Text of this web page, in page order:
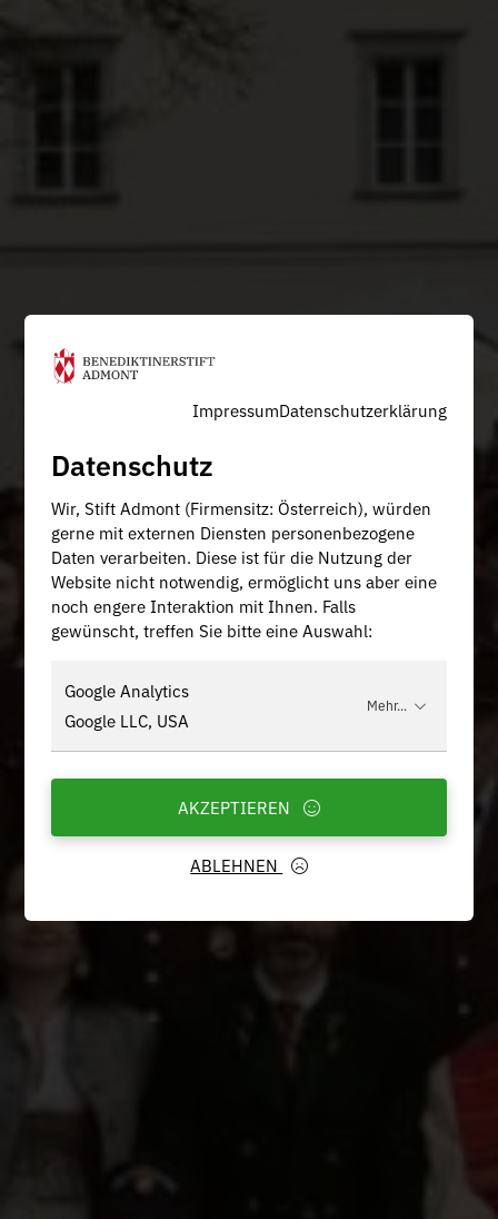
ImpressumDatenschutzerklärung
Datenschutz
Wir, Stift Admont (Firmensitz: Österreich), würden
gerne mit externen Diensten personenbezogene
Daten verarbeiten. Diese ist für die Nutzung der
Website nicht notwendig, ermöglicht uns aber eine
noch engere Interaktion mit Ihnen. Falls
gewünscht, treffen Sie bitte eine Auswahl:
Google Analytics
Google LLC, USA
Mehr...
ABLEHNEN
AKZEPTIEREN